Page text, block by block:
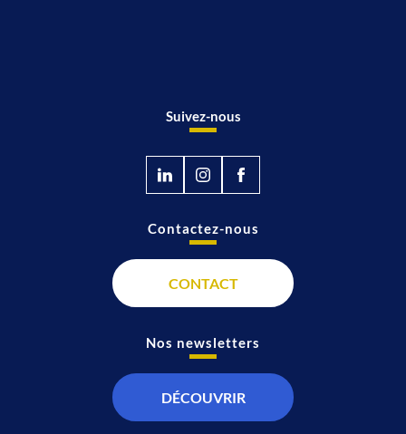
Suivez-nous
Contactez-nous
CONTACT
Nos newsletters
DÉCOUVRIR